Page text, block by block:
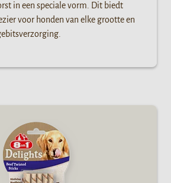
in een speciale vorm. Dit biedt
voor honden van elke grootte en